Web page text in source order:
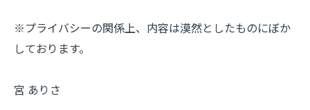
※プライバシーの関係上、内容は漠然としたものにぼか
しております。
宮 ありさ